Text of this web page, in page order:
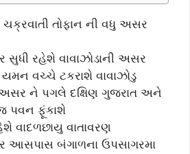
તોફાન ની વધુ અસર
રહેશે વાવાઝોડાની અસર
વચ્ચે ટકરાશે વાવાઝોડુ
અસર ને પગલે દક્ષિણ ગુજરાત અને
પવન ફૂંકાશે
વાદળછાયુ વાતાવરણ
આસપાસ બંગાળના ઉપસાગરમા